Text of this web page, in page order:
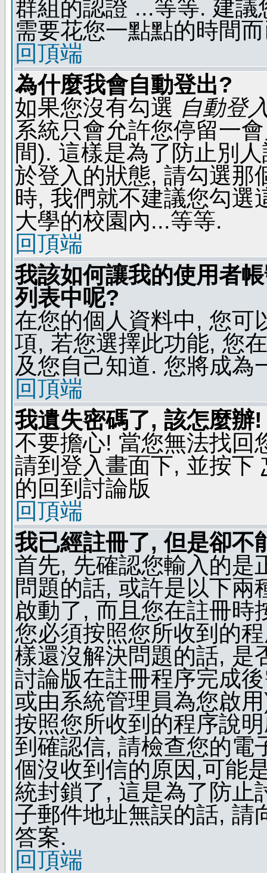
群組的認證 ...等等. 建
需要花您一點點的時間
回頂端
為什麼我會自動登出?
如果您沒有勾選 自動登
系統只會允許您停留一
間). 這樣是為了防止別
於登入的狀態, 請勾選那
時, 我們就不建議您勾選
大學的校園內...等等.
回頂端
我該如何讓我的使用者
列表中呢?
在您的個人資料中, 您可
項, 若您選擇此功能, 您
及您自己知道. 您將成為
回頂端
我遺失密碼了, 該怎麼辦!
不要擔心! 當您無法找回
請到登入畫面下, 並按下
的回到討論版
回頂端
我已經註冊了, 但是卻不
首先, 先確認您輸入的是
問題的話, 或許是以下兩
啟動了, 而且您在註冊時
您必須按照您所收到的
樣還沒解決問題的話, 是
討論版在註冊程序完成
或由系統管理員為您啟
按照您所收到的程序說
到確認信, 請檢查您的電
個沒收到信的原因,可能
統封鎖了, 這是為了防止
子郵件地址無誤的話, 請
答案.
回頂端